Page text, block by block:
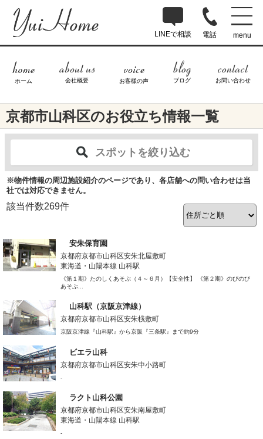
LINEで相談 電話 menu
ホーム 会社概要 お客様の声 ブログ お問い合わせ
京都市山科区のお役立ち情報一覧
スポットを絞り込む
※物件情報の周辺施設紹介のページであり、各店舗への問い合わせは当
社では対応できません。
該当件数269件
安朱保育園
京都府京都市山科区安朱北屋敷町
東海道・山陽本線 山科駅
《第１期》たのしくあそぶ（４～６月）【安全性】 《第２期》のびのび
あそぶ...
山科駅（京阪京津線）
京都府京都市山科区安朱桟敷町
京阪京津線『山科駅』から京阪『三条駅』まで約9分
ビエラ山科
京都府京都市山科区安朱中小路町
-
ラクト山科公園
京都府京都市山科区安朱南屋敷町
東海道・山陽本線 山科駅
-